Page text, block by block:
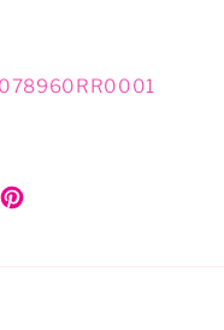
Pinterest